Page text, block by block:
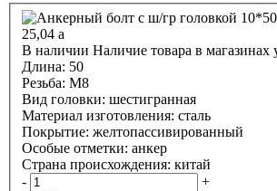
25,04 a
В наличии Наличие товара в магазинах
Длина: 50
Резьба: М8
Вид головки: шестигранная
Материал изготовления: сталь
Покрытие: желтопассивированный
Особые отметки: анкер
Страна происхождения: китай
-
+